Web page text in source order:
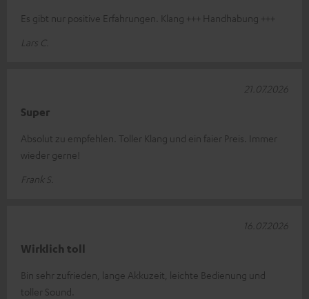
Es gibt nur positive Erfahrungen. Klang +++ Handhabung +++
Lars C.
Super
Absolut zu empfehlen. Toller Klang und ein faier Preis. Immer
wieder gerne!
Frank S.
21.07.2026
Wirklich toll
Bin sehr zufrieden, lange Akkuzeit, leichte Bedienung und
toller Sound.
16.07.2026